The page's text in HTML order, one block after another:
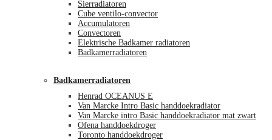
Sierradiatoren
Cube ventilo-convector
Accumulatoren
Convectoren
Elektrische Badkamer radiatoren
Badkamerradiatoren
Badkamerradiatoren
Henrad OCEANUS E
Van Marcke Intro Basic handdoekradiator
Van Marcke intro Basic handdoekradiator mat zwart
Ofena handdoekdroger
Toronto handdoekdroger